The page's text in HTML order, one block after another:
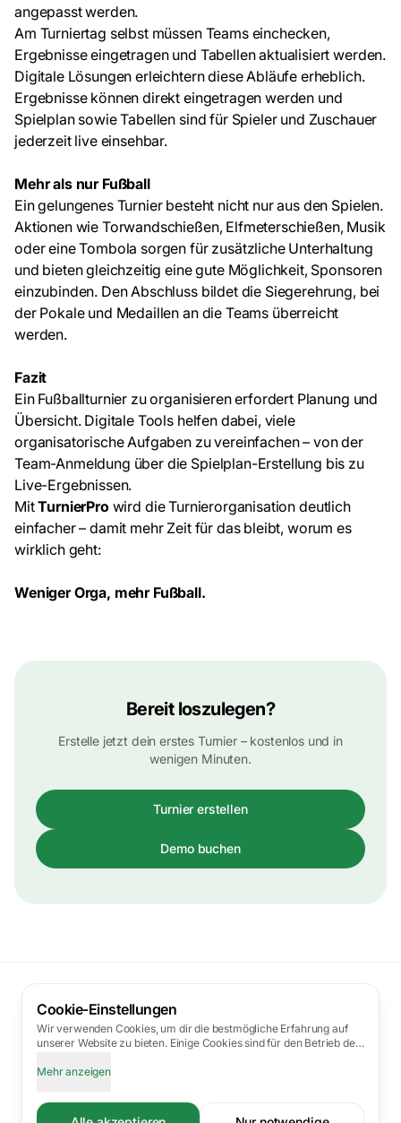
angepasst werden.
Am Turniertag selbst müssen Teams einchecken,
Ergebnisse eingetragen und Tabellen aktualisiert werden.
Digitale Lösungen erleichtern diese Abläufe erheblich.
Ergebnisse können direkt eingetragen werden und
Spielplan sowie Tabellen sind für Spieler und Zuschauer
jederzeit live einsehbar.
Mehr als nur Fußball
Ein gelungenes Turnier besteht nicht nur aus den Spielen.
Aktionen wie Torwandschießen, Elfmeterschießen, Musik
oder eine Tombola sorgen für zusätzliche Unterhaltung
und bieten gleichzeitig eine gute Möglichkeit, Sponsoren
einzubinden. Den Abschluss bildet die Siegerehrung, bei
der Pokale und Medaillen an die Teams überreicht
werden.
Fazit
Ein Fußballturnier zu organisieren erfordert Planung und
Übersicht. Digitale Tools helfen dabei, viele
organisatorische Aufgaben zu vereinfachen – von der
Team-Anmeldung über die Spielplan-Erstellung bis zu
Live-Ergebnissen.
MitTurnierProwird die Turnierorganisation deutlich
einfacher – damit mehr Zeit für das bleibt, worum es
wirklich geht:
Weniger Orga, mehr Fußball.
Bereit loszulegen?
Erstelle jetzt dein erstes Turnier – kostenlos und in
wenigen Minuten.
Turnier erstellen
Demo buchen
TurnierPro
App Newsletter
Impressum
Barrierefrei · Datenschutz-Einstellungen
Cookie-Einstellungen
Wir verwenden Cookies, um dir die bestmögliche Erfahrung auf
unserer Website zu bieten. Einige Cookies sind für den Betrieb der
verbessern. Bei Nutzung externer Dienste (z. B. Google, Mapbox,
übertragen werden, in denen möglicherweise kein mit der EU
vergleichbares Datenschutzniveau besteht.
Mehr erfahren
Mehr anzeigen